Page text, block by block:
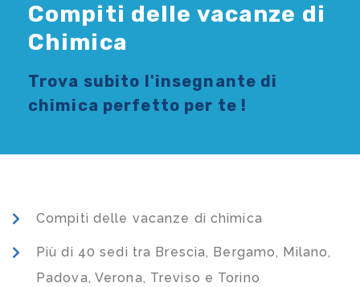
Compiti delle vacanze di
Chimica
Trova subito l'insegnante di
chimica perfetto per te !
Compiti delle vacanze di chimica
Più di 40 sedi tra Brescia, Bergamo, Milano,
Padova, Verona, Treviso e Torino